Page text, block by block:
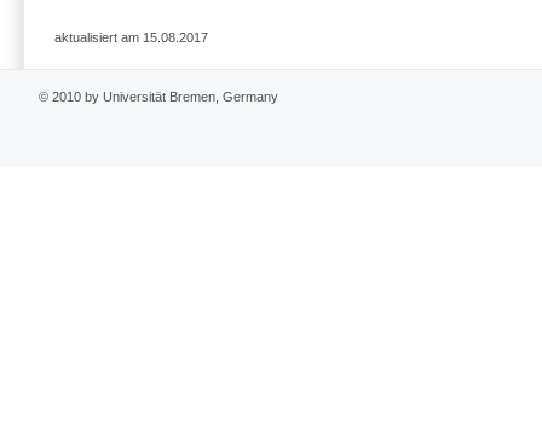
aktualisiert am 15.08.2017
© 2010 by Universität Bremen, Germany